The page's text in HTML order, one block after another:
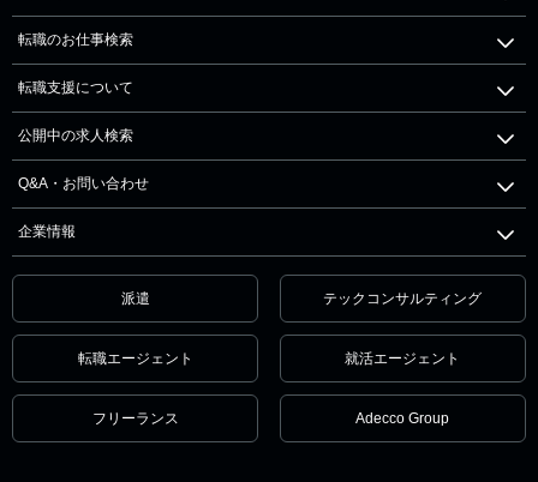
転職のお仕事検索
転職支援について
公開中の求人検索
Q&A・お問い合わせ
企業情報
派遣 テックコンサルティング
転職エージェント 就活エージェント
フリーランス Adecco Group